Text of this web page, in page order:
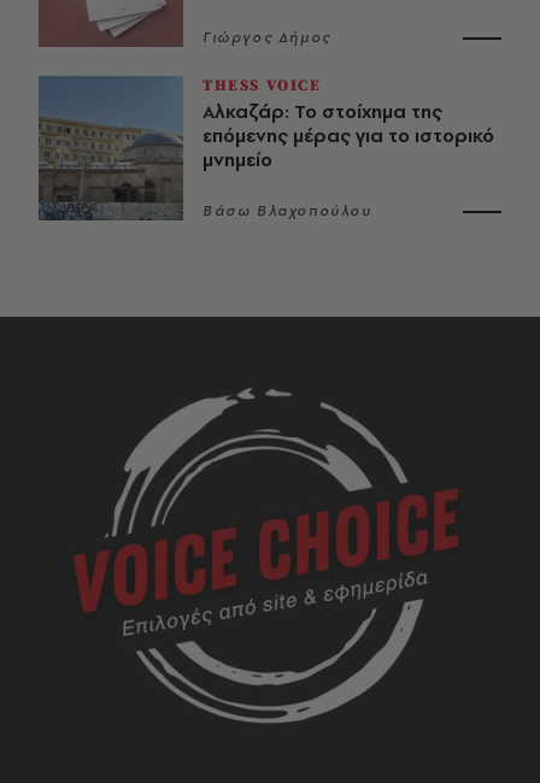
Γιώργος Δήμος
THESS VOICE
Αλκαζάρ: Το στοίχημα της
επόμενης μέρας για το ιστορικό
μνημείο
Βάσω Βλαχοπούλου